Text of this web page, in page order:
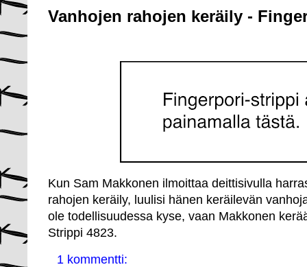
Vanhojen rahojen keräily -
Kun Sam Makkonen ilmoittaa deittisivulla
rahojen keräily, luulisi hänen keräilevän
ole todellisuudessa kyse, vaan Makkonen
Strippi 4823.
1 kommentti: